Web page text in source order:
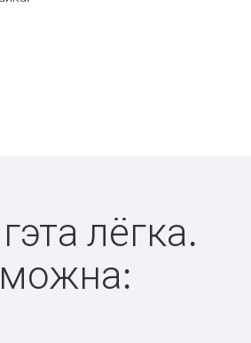
лёгка.
можна: